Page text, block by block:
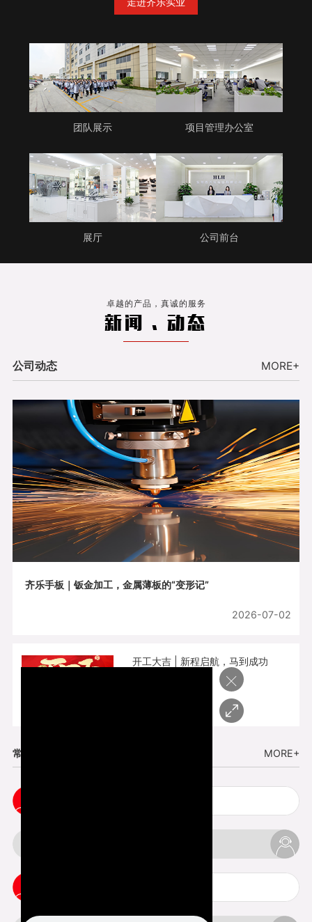
团队展示 项目管理办公室
展厅 公司前台
卓越的产品，真诚的服务
新闻 . 动态
公司动态 MORE+
齐乐手板｜钣金加工，金属薄板的“变形记”
2026-07-02
开工大吉 | 新程启航，马到成功
常见问题 MORE+
×